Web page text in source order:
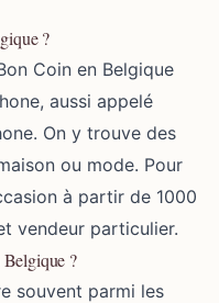
?
Coin en Belgique
aussi appelé
On y trouve des
ou mode. Pour
à partir de 1000
vendeur particulier.
Belgique ?
souvent parmi les